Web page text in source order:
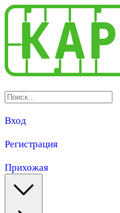
Вход
Регистрация
Прихожая